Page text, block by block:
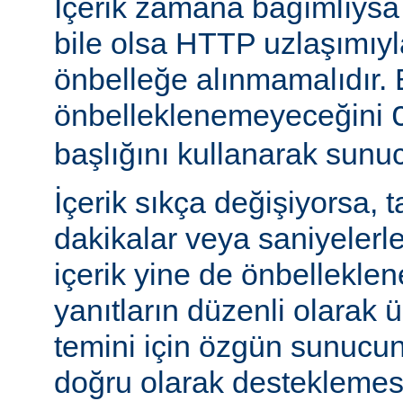
İçerik zamana
bile olsa HTTP
önbelleğe
önbelleklenemeyeceğini
başlığını kullanarak
İçerik sıkça değişiyorsa,
dakikalar veya
içerik yine de
yanıtların düzenli olarak
temini için özgün
doğru olarak